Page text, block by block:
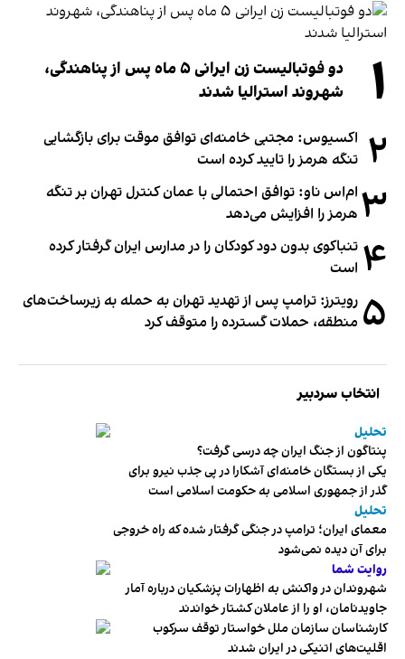
۱
دو فوتبالیست زن ایرانی ۵ ماه پس از پناهندگی،
شهروند استرالیا شدند
۲ اکسیوس: مجتبی خامنه‌ای توافق موقت برای بازگشایی
تنگه هرمز را تایید کرده است
۳ ام‌اس ناو: توافق احتمالی با عمان کنترل تهران بر تنگه
هرمز را افزایش می‌دهد
۴ تنباکوی بدون دود کودکان را در مدارس ایران گرفتار کرده
است
۵ رویترز: ترامپ پس از تهدید تهران به حمله به زیرساخت‌های
منطقه، حملات گسترده را متوقف کرد
انتخاب سردبیر
تحلیل
پنتاگون از جنگ ایران چه درسی گرفت؟
یکی از بستگان خامنه‌ای آشکارا در پی جذب نیرو برای
گذر از جمهوری اسلامی به حکومت اسلامی است
تحلیل
معمای ایران؛ ترامپ در جنگی گرفتار شده که راه خروجی
برای آن دیده نمی‌شود
روایت شما
شهروندان در واکنش به اظهارات پزشکیان درباره آمار
جاویدنامان، او را از عاملان کشتار خواندند
کارشناسان سازمان ملل خواستار توقف سرکوب
اقلیت‌های اتنیکی در ایران شدند